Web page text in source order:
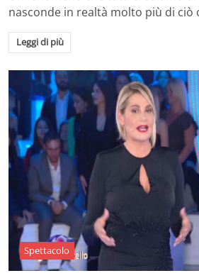
nasconde in realtà molto più di ciò
Leggi di più
Spettacolo